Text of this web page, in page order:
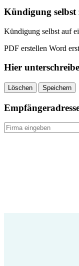
Kündigung selbst
Kündigung selbst auf
PDF erstellen Word
Hier
Löschen Speichern